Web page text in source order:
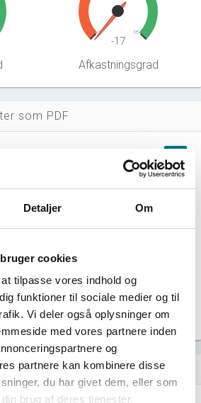
Detaljer Om
cookies
tilpasse vores indhold og
funktioner til sociale medier og til
Vi deler også oplysninger om
med vores partnere inden
og
partnere kan kombinere disse
du har givet dem, eller som
brug af deres tjenester.
0 15
-17
Afkastningsgrad
som PDF
file_download